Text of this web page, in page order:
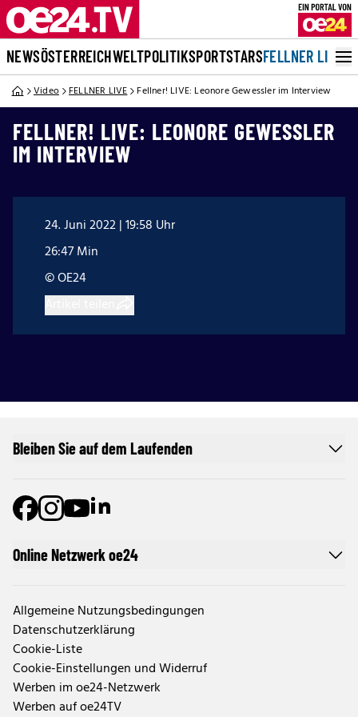
NEWSÖSTERREICHWELTPOLITIKSPORTSTARSFELLNER LIVE
Video FELLNER LIVE Fellner! LIVE: Leonore Gewessler im Interview
FELLNER! LIVE: LEONORE GEWESSLER
IM INTERVIEW
24. Juni 2022 | 19:58 Uhr
26:47 Min
© OE24
Online Netzwerk oe24
Allgemeine Nutzungsbedingungen
Datenschutzerklärung
Cookie-Liste
Cookie-Einstellungen und Widerruf
Werben im oe24-Netzwerk
Werben auf oe24TV
Bleiben Sie auf dem Laufenden